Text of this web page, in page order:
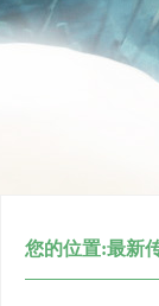
您的位置:最新